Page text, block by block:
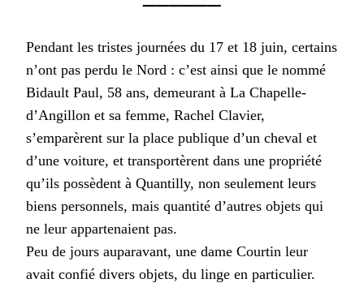
Pendant les tristes journées du 17 et 18 juin, certains
n’ont pas perdu le Nord : c’est ainsi que le nommé
Bidault Paul, 58 ans, demeurant à La Chapelle-
d’Angillon et sa femme, Rachel Clavier,
s’emparèrent sur la place publique d’un cheval et
d’une voiture, et transportèrent dans une propriété
qu’ils possèdent à Quantilly, non seulement leurs
biens personnels, mais quantité d’autres objets qui
ne leur appartenaient pas.
Peu de jours auparavant, une dame Courtin leur
avait confié divers objets, du linge en particulier.